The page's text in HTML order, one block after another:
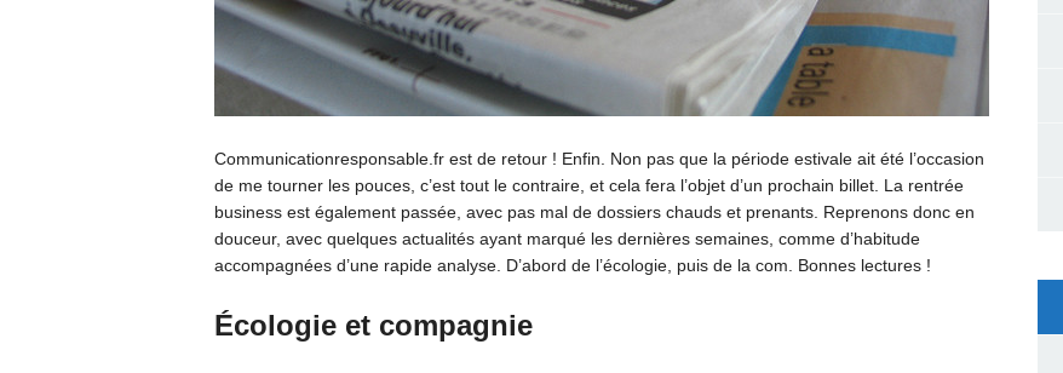
Communicationresponsable.fr est de retour ! Enfin. Non pas que la période estivale ait été l’occasion
de me tourner les pouces, c’est tout le contraire, et cela fera l’objet d’un prochain billet. La rentrée
business est également passée, avec pas mal de dossiers chauds et prenants. Reprenons donc en
douceur, avec quelques actualités ayant marqué les dernières semaines, comme d’habitude
accompagnées d’une rapide analyse. D’abord de l’écologie, puis de la com. Bonnes lectures !
Écologie et compagnie